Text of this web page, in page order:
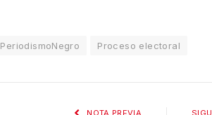
PeriodismoNegro Proceso electoral
NOTA PREVIA